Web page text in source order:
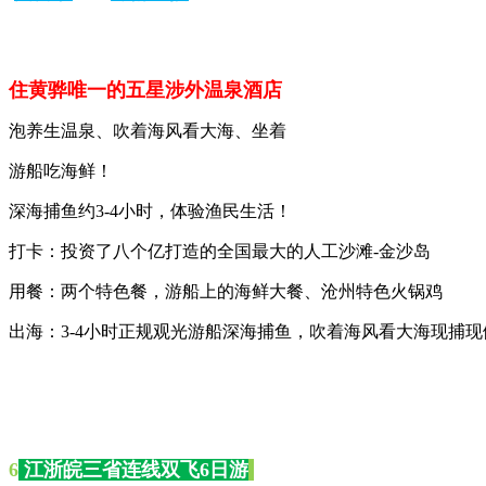
住黄骅唯一的五星涉外温泉酒店
泡养生温泉、吹着海风看大海、坐着
游船吃海鲜！
深海捕鱼约3-4小时，体验渔民生活！
打卡：投资了八个亿打造的全国最大的人工沙滩-金沙岛
用餐：两个特色餐，游船上的海鲜大餐、沧州特色火锅鸡
出海：3-4小时正规观光游船深海捕鱼，吹着海风看大海现捕现
6 江浙皖三省连线双飞6日游